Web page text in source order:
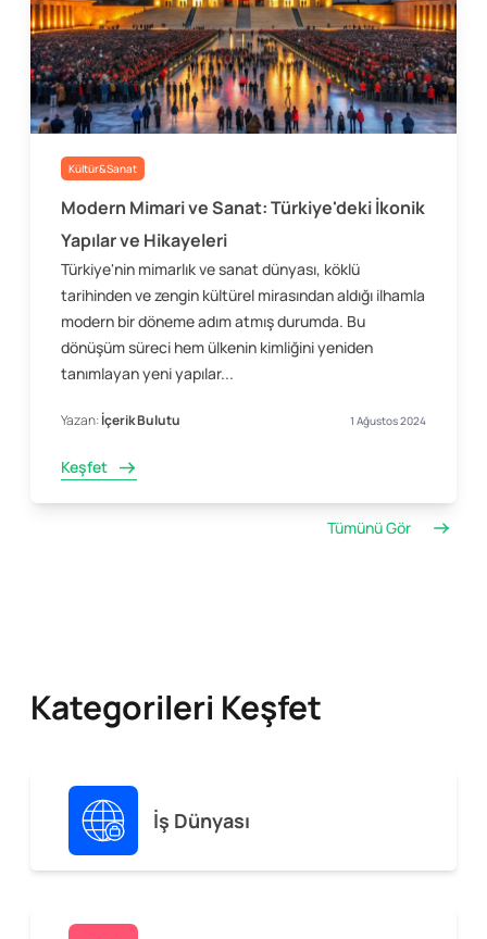
Kültür&Sanat
Modern Mimari ve Sanat: Türkiye'deki İkonik
Yapılar ve Hikayeleri
Türkiye'nin mimarlık ve sanat dünyası, köklü
tarihinden ve zengin kültürel mirasından aldığı ilhamla
modern bir döneme adım atmış durumda. Bu
dönüşüm süreci hem ülkenin kimliğini yeniden
tanımlayan yeni yapılar...
Yazan:İçerik Bulutu 1 Ağustos 2024
Keşfet
Tümünü Gör
Kategorileri Keşfet
İş Dünyası